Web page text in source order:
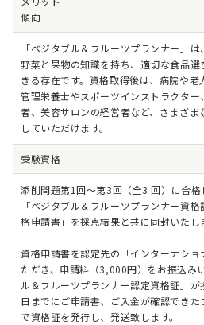
傾向
「ベジタブル＆フルーツプランナー」
野菜と果物の知識を持ち、適切な食品
きる存在です。資格取得後は、病院や
管理栄養士やスポーツインストラクタ
者、美容サロンの経営者など、さまざ
していただけます。
受験資格
添削問題第1回～第3回（全3 回）に合格
「ベジタブル＆フルーツプランナー資
格申請書」を採点結果と共に同封いたし
資格申請書を認定先の「インターナシ
ただき、申請料（3,000円）をお振込み
ル＆フルーツプランナー認定資格証」
日までにご申請書、ご入金が確認でき
で資格証を発行し、発送致します。